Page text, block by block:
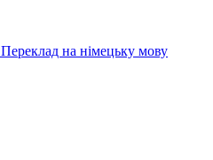
Переклад на німецьку мову